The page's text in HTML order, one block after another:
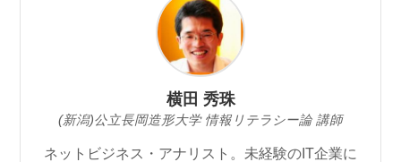
横田 秀珠
(新潟)公立長岡造形大学 情報リテラシー論 講師
ネットビジネス・アナリスト。未経験のIT企業に